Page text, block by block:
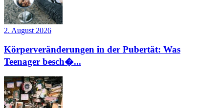
2. August 2026
Körperveränderungen in der Pubertät: Was
Teenager besch�...